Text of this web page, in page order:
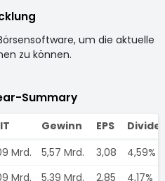
um die aktuelle
zu können.
Summary
Gewinn EPS
Mrd. 5,57 Mrd. 3,08
4,59%
Mrd. 5,39 Mrd. 2,85 4,17%